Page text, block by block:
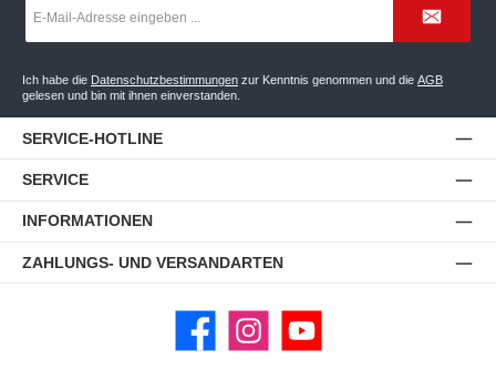
Mail-
*
Ich habe die Datenschutzbestimmungen zur Kenntnis genommen und die AGB
gelesen und bin mit ihnen einverstanden.
SERVICE-HOTLINE
SERVICE
INFORMATIONEN
ZAHLUNGS- UND VERSANDARTEN
Facebook Instagram YouTube